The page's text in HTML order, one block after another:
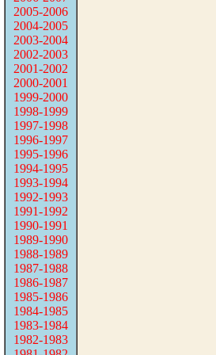
2005-2006
2004-2005
2003-2004
2002-2003
2001-2002
2000-2001
1999-2000
1998-1999
1997-1998
1996-1997
1995-1996
1994-1995
1993-1994
1992-1993
1991-1992
1990-1991
1989-1990
1988-1989
1987-1988
1986-1987
1985-1986
1984-1985
1983-1984
1982-1983